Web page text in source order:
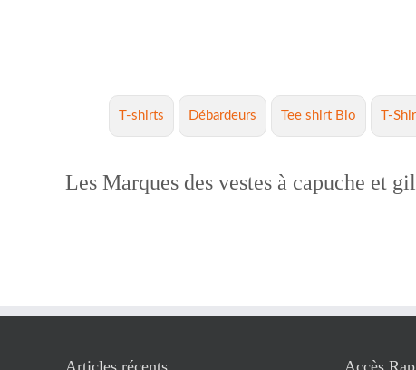
T-shirts Débardeurs Tee shirt Bio T-
Les Marques des vestes à capuche et
Articles récents Accès